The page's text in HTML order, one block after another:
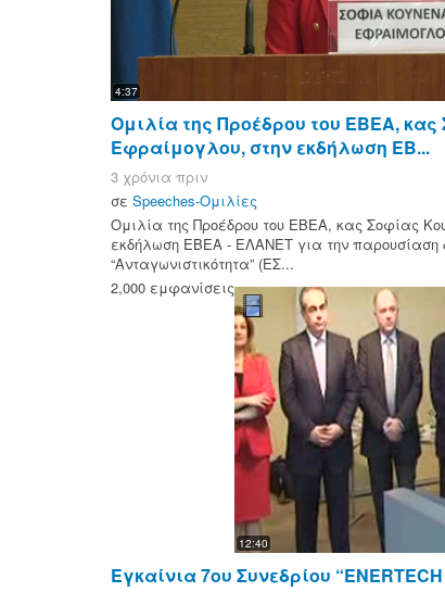
4:37
Ομιλία της Προέδρου του ΕΒΕΑ,
Εφραίμογλου, στην εκδήλωση ΕΒ...
3 χρόνια πριν
σε Speeches-Ομιλίες
Ομιλία της Προέδρου του ΕΒΕΑ, κας Σοφίας
εκδήλωση ΕΒΕΑ - ΕΛΑΝΕΤ για την παρουσίαση
“Ανταγωνιστικότητα” (ΕΣ...
2,000 εμφανίσεις
12:40
Εγκαίνια 7ου Συνεδρίου “ENERTECH